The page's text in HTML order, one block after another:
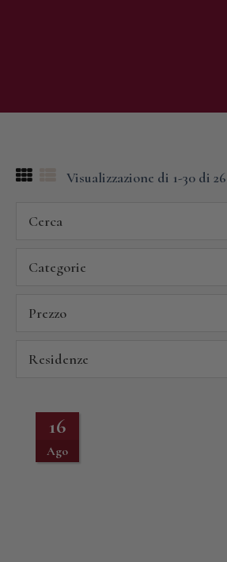
Visualizzazione di 1-30 di
Cerca
Categorie
Prezzo
Residenze
16
Ago